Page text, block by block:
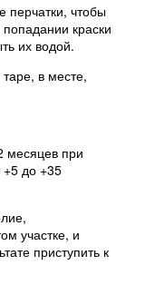
перчатки, чтобы
краски
их водой.
в месте,
месяцев при
+5 до +35
участке, и
приступить к